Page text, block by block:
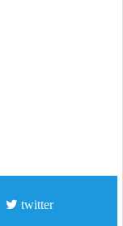
twitter